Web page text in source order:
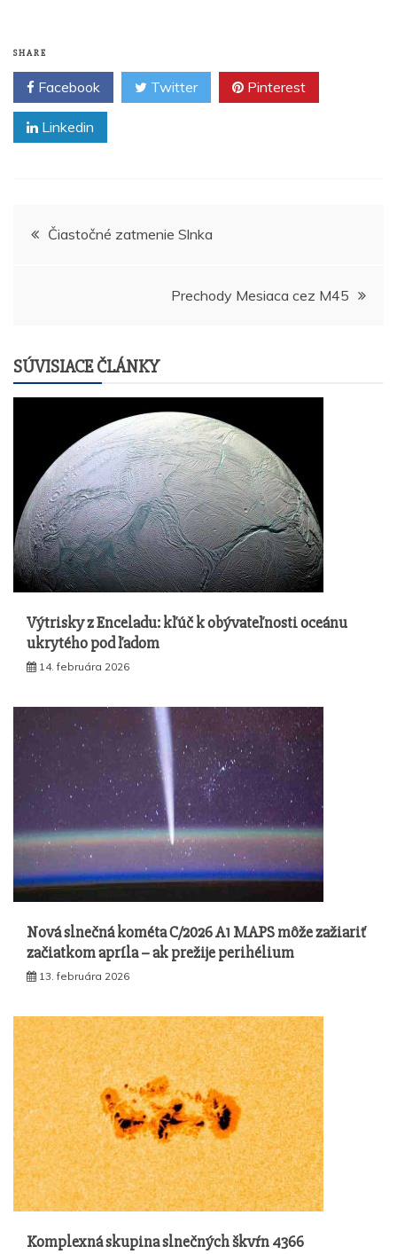
SHARE
Facebook Twitter Pinterest
Linkedin
Navigácia
Čiastočné zatmenie Slnka
Prechody Mesiaca cez M45
SÚVISIACE ČLÁNKY
Výtrisky z Enceladu: kľúč k obývateľnosti oceánu
ukrytého pod ľadom
14. februára 2026
Nová slnečná kométa C/2026 A1 MAPS môže zažiariť
začiatkom apríla – ak prežije perihélium
13. februára 2026
Komplexná skupina slnečných škvŕn 4366